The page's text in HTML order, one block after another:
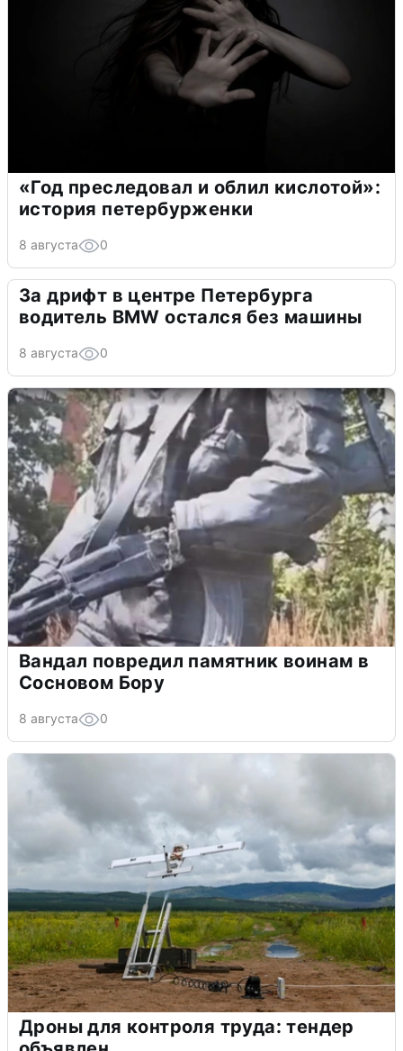
«Год преследовал и облил кислотой»:
история петербурженки
8 августа 0
За дрифт в центре Петербурга
водитель BMW остался без машины
8 августа 0
Вандал повредил памятник воинам в
Сосновом Бору
8 августа 0
Дроны для контроля труда: тендер